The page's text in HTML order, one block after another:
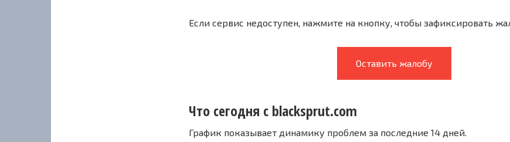
Если сервис недоступен, нажмите на кнопку, чтобы зафиксировать
Оставить жалобу
Что сегодня с blacksprut.com
График показывает динамику проблем за последние 14 дней.